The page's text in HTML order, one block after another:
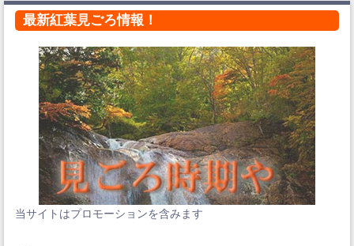
最新紅葉見ごろ情報！
当サイトはプロモーションを含みます